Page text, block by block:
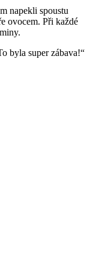
napekli spoustu
ovocem. Při každé
byla super zábava!“